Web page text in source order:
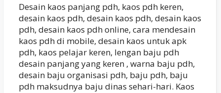
Desain kaos panjang pdh, kaos pdh keren,
desain kaos pdh, desain kaos pdh, desain kaos
pdh, desain kaos pdh online, cara mendesain
kaos pdh di mobile, desain kaos untuk apk
pdh, kaos pelajar keren, lengan baju pdh
desain panjang yang keren , warna baju pdh,
desain baju organisasi pdh, baju pdh, baju
pdh maksudnya baju dinas sehari-hari. Kaos